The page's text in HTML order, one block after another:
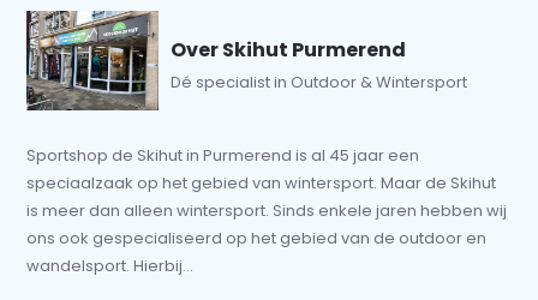
Over Skihut Purmerend
Dé specialist in Outdoor & Wintersport
Sportshop de Skihut in Purmerend is al 45 jaar een
speciaalzaak op het gebied van wintersport. Maar de Skihut
is meer dan alleen wintersport. Sinds enkele jaren hebben wij
ons ook gespecialiseerd op het gebied van de outdoor en
wandelsport. Hierbij...